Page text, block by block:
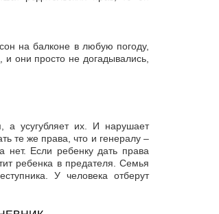
на балконе в любую погоду,
они просто не догадывались,
а усугубляет их. И нарушает
те же права, что и генералу –
нет. Если ребенку дать права
ребенка в предателя. Семья
У человека отберут